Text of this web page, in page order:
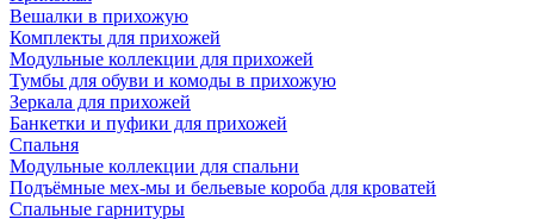
Вешалки в прихожую
Комплекты для прихожей
Модульные коллекции для прихожей
Тумбы для обуви и комоды в прихожую
Зеркала для прихожей
Банкетки и пуфики для прихожей
Спальня
Модульные коллекции для спальни
Подъёмные мех-мы и бельевые короба для кроватей
Спальные гарнитуры